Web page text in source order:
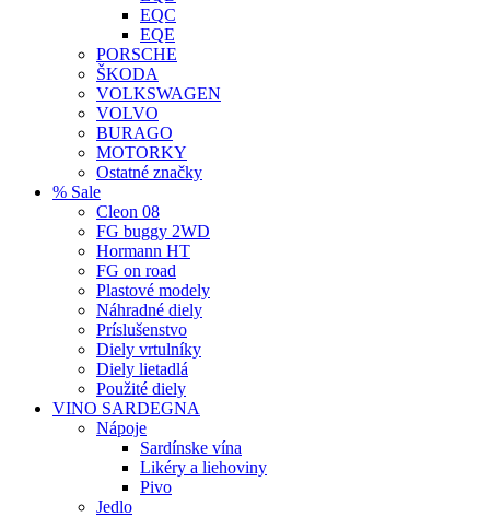
EQC
EQE
PORSCHE
ŠKODA
VOLKSWAGEN
VOLVO
BURAGO
MOTORKY
Ostatné značky
% Sale
Cleon 08
FG buggy 2WD
Hormann HT
FG on road
Plastové modely
Náhradné diely
Príslušenstvo
Diely vrtulníky
Diely lietadlá
Použité diely
VINO SARDEGNA
Nápoje
Sardínske vína
Likéry a liehoviny
Pivo
Jedlo